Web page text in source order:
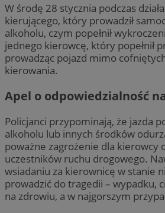
W środę 28 stycznia podczas
kierującego, który prowadził
alkoholu, czym popełnił
jednego kierowcę, który popełnił
prowadząc pojazd mimo
kierowania.
Apel o odpowiedzialność
Policjanci przypominają, że jazda
alkoholu lub innych środków
poważne zagrożenie dla kierowcy
uczestników ruchu drogowego.
wsiadaniu za kierownicę w stanie
prowadzić do tragedii – wypadku,
na zdrowiu, a w najgorszym